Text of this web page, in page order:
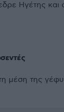
Ηγέτης και
μέση της